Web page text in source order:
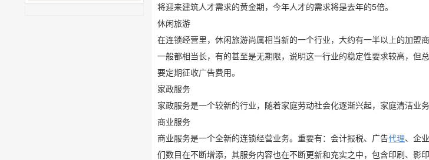
将迎来建筑人才需求的黄金期，今年人才的需求将是去年的5倍。
休闲旅游
在连锁经营里，休闲旅游尚属相当新的一个行业，大约有一半以上的加盟
一般都相当长，有的甚至是无期限，说明这一行业的稳定性要求较高，但
要定期征收广告费用。
家政服务
家政服务是一个较新的行业，随着家庭劳动社会化逐渐兴起，家庭清洁业
商业服务
商业服务是一个全新的连锁经营业务。重要有：会计报税、广告代理、企
们数目在不断增添，其服务内容也在不断更新和充实之中，包含印刷、影